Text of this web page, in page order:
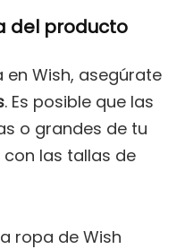
del producto
Wish, asegúrate
. Es posible que las
o grandes de tu
las tallas de
ropa de Wish